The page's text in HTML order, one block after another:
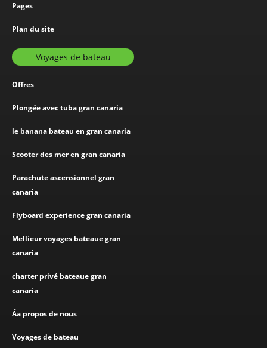
Pages
Plan du site
Voyages de bateau
Offres
Plongée avec tuba gran canaria
le banana bateau en gran canaria
Scooter des mer en gran canaria
Parachute ascensionnel gran
canaria
Flyboard experience gran canaria
Mellieur voyages bateaue gran
canaria
charter privé bateaue gran
canaria
Áa propos de nous
Voyages de bateau